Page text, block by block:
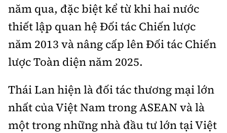
năm qua, đặc biệt kể từ khi hai nước
thiết lập quan hệ Đối tác Chiến lược
năm 2013 và nâng cấp lên Đối tác Chiến
lược Toàn diện năm 2025.
Thái Lan hiện là đối tác thương mại lớn
nhất của Việt Nam trong ASEAN và là
một trong những nhà đầu tư lớn tại Việt